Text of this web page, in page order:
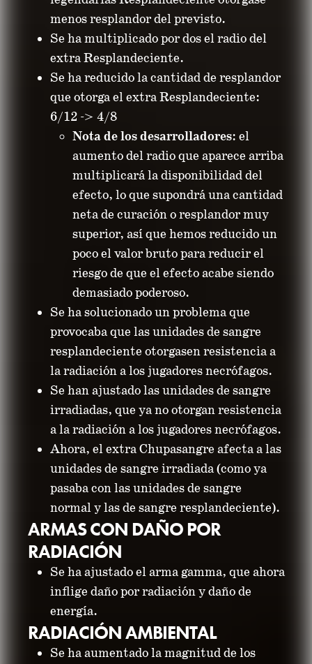
menos resplandor del previsto.
Se ha multiplicado por dos el radio del
extra Resplandeciente.
Se ha reducido la cantidad de resplandor
que otorga el extra Resplandeciente:
6/12 -> 4/8
Nota de los desarrolladores: el
aumento del radio que aparece arriba
multiplicará la disponibilidad del
efecto, lo que supondrá una cantidad
neta de curación o resplandor muy
superior, así que hemos reducido un
poco el valor bruto para reducir el
riesgo de que el efecto acabe siendo
demasiado poderoso.
Se ha solucionado un problema que
provocaba que las unidades de sangre
resplandeciente otorgasen resistencia a
la radiación a los jugadores necrófagos.
Se han ajustado las unidades de sangre
irradiadas, que ya no otorgan resistencia
a la radiación a los jugadores necrófagos.
Ahora, el extra Chupasangre afecta a las
unidades de sangre irradiada (como ya
pasaba con las unidades de sangre
normal y las de sangre resplandeciente).
ARMAS CON DAÑO POR
RADIACIÓN
Se ha ajustado el arma gamma, que ahora
inflige daño por radiación y daño de
energía.
RADIACIÓN AMBIENTAL
Se ha aumentado la magnitud de los